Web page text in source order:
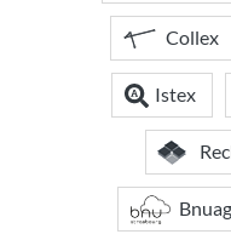
Collex
Istex